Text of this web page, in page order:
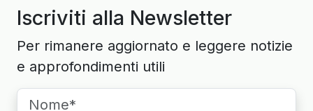
Iscriviti alla Newsletter
Per rimanere aggiornato e leggere notizie
e approfondimenti utili